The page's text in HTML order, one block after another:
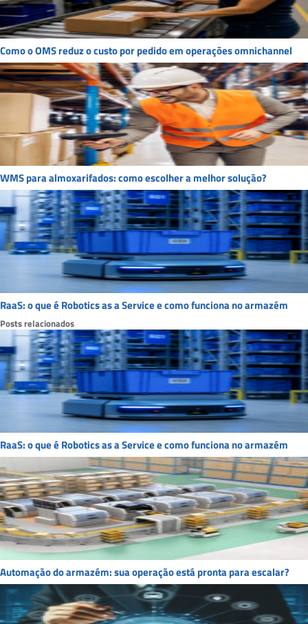
Como o OMS reduz o custo por pedido em operações omnichannel
WMS para almoxarifados: como escolher a melhor solução?
RaaS: o que é Robotics as a Service e como funciona no armazém
Posts relacionados
RaaS: o que é Robotics as a Service e como funciona no armazém
Automação do armazém: sua operação está pronta para escalar?